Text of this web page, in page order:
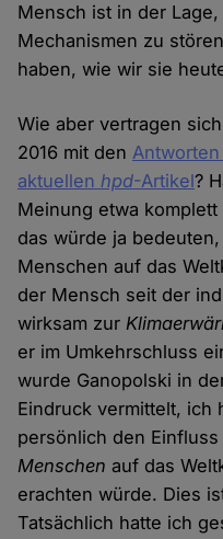
Mensch ist in der
Mechanismen zu
haben, wie wir sie
Wie aber vertragen
2016 mit den
aktuellenhpd-Artikel?
Meinung etwa
das würde ja
Menschen auf das
der Mensch seit der
wirksam zur
er im Umkehrschluss
wurde Ganopolski in
Eindruck vermittelt, ich
persönlich den Einfluss
Menschen auf das
erachten würde. Dies
Tatsächlich hatte ich